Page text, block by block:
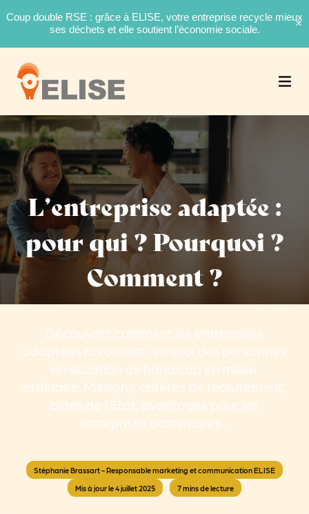
Coup double RSE : grâce à ELISE, votre entreprise recycle mieux
ses déchets et elle soutient l’économie sociale.
L’entreprise adaptée :
pour qui ? Pourquoi ?
Comment ?
Découvrez comment les entreprises
adaptées favorisent l’emploi des personnes
en situation de handicap en milieu
ordinaire. Missions, critères de recrutement,
aides de l’État, avantages pour les
entreprises partenaires…
Mis à jour le 4 juillet 2025
Stéphanie Brassart - Responsable marketing et communication ELISE
7 mins de lecture